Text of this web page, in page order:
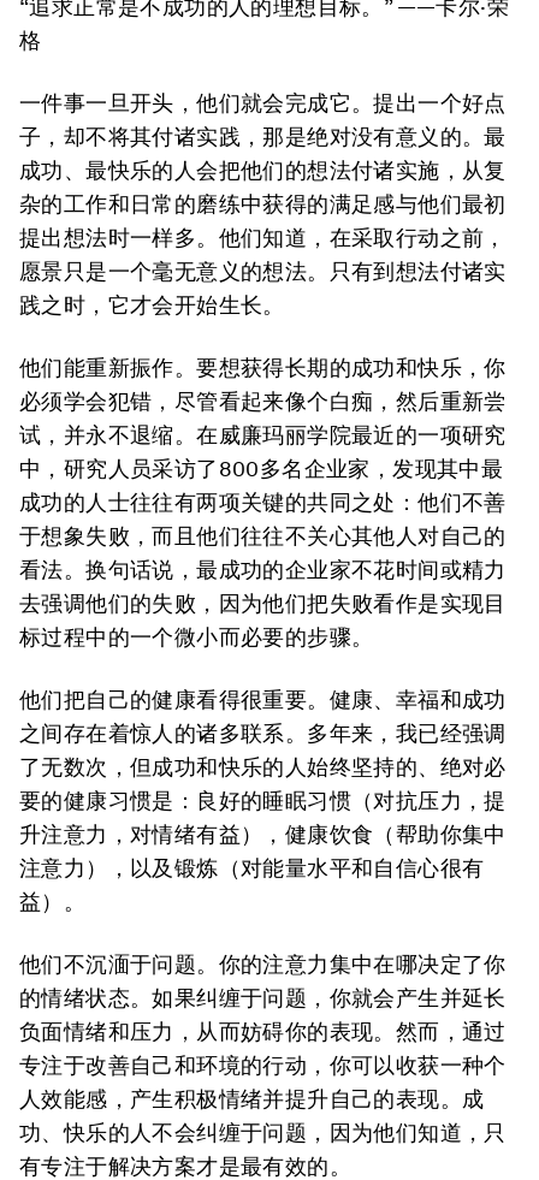
“追求正常是不成功的人的理想目标。” ——卡尔·荣
格
一件事一旦开头，他们就会完成它。提出一个好点
子，却不将其付诸实践，那是绝对没有意义的。最
成功、最快乐的人会把他们的想法付诸实施，从复
杂的工作和日常的磨练中获得的满足感与他们最初
提出想法时一样多。他们知道，在采取行动之前，
愿景只是一个毫无意义的想法。只有到想法付诸实
践之时，它才会开始生长。
他们能重新振作。要想获得长期的成功和快乐，你
必须学会犯错，尽管看起来像个白痴，然后重新尝
试，并永不退缩。在威廉玛丽学院最近的一项研究
中，研究人员采访了800多名企业家，发现其中最
成功的人士往往有两项关键的共同之处：他们不善
于想象失败，而且他们往往不关心其他人对自己的
看法。换句话说，最成功的企业家不花时间或精力
去强调他们的失败，因为他们把失败看作是实现目
标过程中的一个微小而必要的步骤。
他们把自己的健康看得很重要。健康、幸福和成功
之间存在着惊人的诸多联系。多年来，我已经强调
了无数次，但成功和快乐的人始终坚持的、绝对必
要的健康习惯是：良好的睡眠习惯（对抗压力，提
升注意力，对情绪有益），健康饮食（帮助你集中
注意力），以及锻炼（对能量水平和自信心很有
益）。
他们不沉湎于问题。你的注意力集中在哪决定了你
的情绪状态。如果纠缠于问题，你就会产生并延长
负面情绪和压力，从而妨碍你的表现。然而，通过
专注于改善自己和环境的行动，你可以收获一种个
人效能感，产生积极情绪并提升自己的表现。成
功、快乐的人不会纠缠于问题，因为他们知道，只
有专注于解决方案才是最有效的。